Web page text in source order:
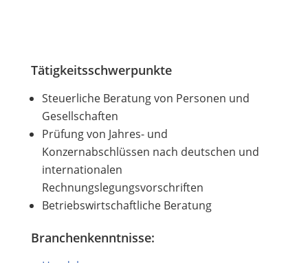
Tätigkeitsschwerpunkte
Steuerliche Beratung von Personen und
Gesellschaften
Prüfung von Jahres- und
Konzernabschlüssen nach deutschen und
internationalen
Rechnungslegungsvorschriften
Betriebswirtschaftliche Beratung
Branchenkenntnisse: